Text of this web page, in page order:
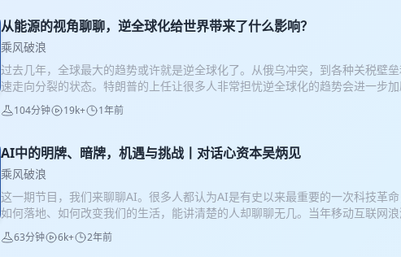
品类的出圈 00:30:50 怎么理解“没有背景故事”的IP的爆火——“内容”其实是很多
与扭蛋的玩法，以及二手市场 00:38:15 不是所有IP都适合搪胶，Wakuku其实是
绒的IP 00:43:05 IP火不火是不是概率事件？ 00:46:34 IP运营对于IP持续火非常
代际都有适合自己的IP 00:56:38 为什么三丽鸥能火50年？IP如何穿越周期
作是很好的曝光IP的方式 01:06:09 Wakuku的运营能力实际上是比较优秀的
一个很好的IP运作案例 01:10:05 一些公司看上去是IP公司其实可能更像是玩具
去判断一个IP的大众化潜力 01:14:45 IP不火了怎么办？ 01:18:31 年初时怎么判
析有趣的行业和公司，或者投资领域的经典书籍和案例，并邀请行业从业者和投
向高手学习，聊聊各种商业案例、行业洞察，带大家从投资视角更深入地理解商
在风云变幻的时代里乘风破浪！
从能源的视角聊聊，逆全球化给世界带来了什么影响？
乘风破浪
过去几年，全球最大的趋势或许就是逆全球化了。从俄乌冲突，到各种关税壁
速走向分裂的状态。特朗普的上任让很多人非常担忧逆全球化的趋势会进一步
世界带来什么样的影响，特朗普自身又面临着什么样的阻力，能否顺利地把关
去呢？ 这一期聊的是很多朋友可能不太熟悉的【能源】，我邀请了两位看大宗
给大家同样的启发。 这期节目，我们也聊了一些公司，例如中远海能、中海油等
也可以关注一下，但一定注意，只是提供一个分析视角，不代表任何实质性投资
01:20 俄乌战争对欧洲能源的影响 08:50 全球的能源物流重置以及对中远海能的
国伊朗，自身面临的能源短缺危机，以及对世界的影响 37:57 为什么不看好特
岩油开采的计划 50:07 对加拿大和墨西哥加关税，美国自己真的没有压力吗？
油 01:14：27 美国电力系统面临的挑战，以及制造业回流的难度 01:17：56 中
上的动作 01:23:35 中国当下产能真的过剩吗？ 01：33：04 一些补充性的讨论
104分钟 19k+ 1年前
AI中的明牌、暗牌，机遇与挑战丨对话心资本吴炳见
乘风破浪
这一期节目，我们来聊聊AI。很多人都认为AI是有史以来最重要的一次科技革
如何落地、如何改变我们的生活，能讲清楚的人却聊聊无几。当年移动互联网
人们的感受是不是也是类似的呢？而AI的浪潮和移动互联网的浪潮，又有什么
二级市场对很多机会和变化的理解和反应往往是略微滞后的。像AI这样前沿的
63分钟 6k+ 2年前